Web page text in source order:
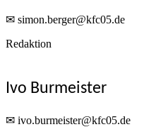
✉ simon.berger@kfc05.de
Redaktion
Ivo Burmeister
✉ ivo.burmeister@kfc05.de